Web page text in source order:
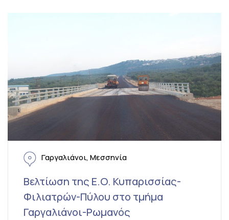
Γαργαλιάνοι, Μεσσηνία
Βελτίωση της Ε.Ο. Κυπαρισσίας-
Φιλιατρών-Πύλου στο τμήμα
Γαργαλιάνοι-Ρωμανός